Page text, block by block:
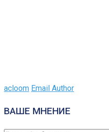
acloom Email Author
ВАШЕ МНЕНИЕ